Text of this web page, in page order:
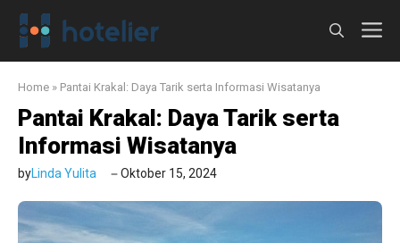
Langsung
Home » Pantai Krakal: Daya Tarik serta Informasi Wisatanya
Pantai Krakal: Daya Tarik serta
Informasi Wisatanya
byLinda Yulita Oktober 15, 2024